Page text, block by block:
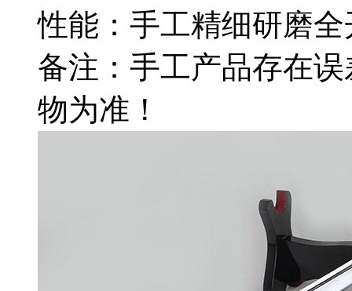
性能：手工精细研磨
备注：手工产品存在
物为准！